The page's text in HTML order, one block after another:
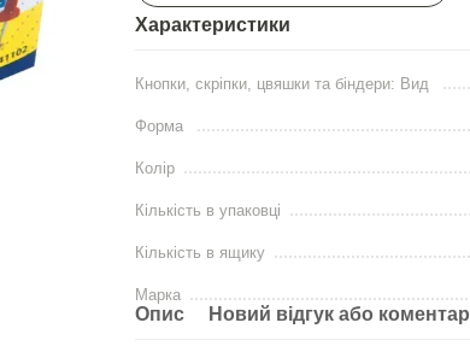
Характеристики
Кнопки, скріпки, цвяшки та біндери: Вид
Форма
Колір
Кількість в упаковці
Кількість в ящику
Марка
Опис Новий відгук або коментар